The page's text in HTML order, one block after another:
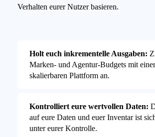
Verhalten eurer Nutzer basieren.
Holt euch inkrementelle Ausgaben:
Marken- und Agentur-Budgets mit
skalierbaren Plattform an.
Kontrolliert eure wertvollen Daten:
auf eure Daten und euer Inventar ist
unter eurer Kontrolle.